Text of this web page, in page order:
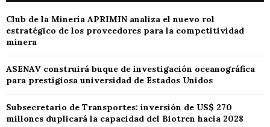
Club de la Minería APRIMIN analiza el nuevo rol
estratégico de los proveedores para la competitividad
minera
ASENAV construirá buque de investigación oceanográfica
para prestigiosa universidad de Estados Unidos
Subsecretario de Transportes: inversión de US$ 270
millones duplicará la capacidad del Biotren hacia 2028